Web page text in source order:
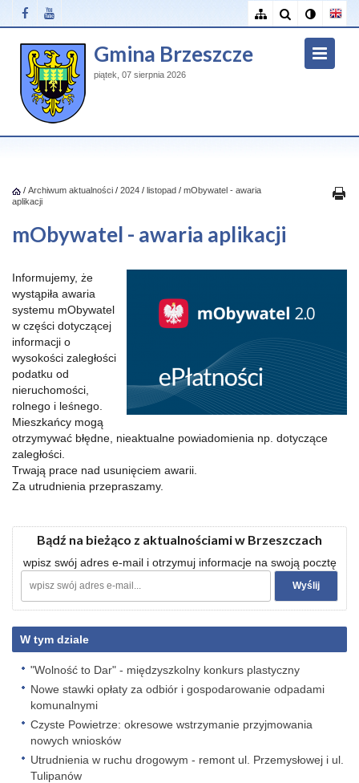
Gmina Brzeszcze
piątek, 07 sierpnia 2026
/ Archiwum aktualności / 2024 / listopad / mObywatel - awaria
aplikacji
mObywatel - awaria aplikacji
Informujemy, że
wystąpiła awaria
systemu mObywatel
w części dotyczącej
informacji o
wysokości zaległości
podatku od
nieruchomości,
rolnego i leśnego.
Mieszkańcy mogą
otrzymywać błędne, nieaktualne powiadomienia np. dotyczące
zaległości.
Trwają prace nad usunięciem awarii.
Za utrudnienia przepraszamy.
Bądź na bieżąco z aktualnościami w Brzeszczach
wpisz swój adres e-mail i otrzymuj informacje na swoją pocztę
W tym dziale
"Wolność to Dar" - międzyszkolny konkurs plastyczny
Nowe stawki opłaty za odbiór i gospodarowanie odpadami
komunalnymi
Czyste Powietrze: okresowe wstrzymanie przyjmowania
nowych wniosków
Utrudnienia w ruchu drogowym - remont ul. Przemysłowej i ul.
Tulipanów